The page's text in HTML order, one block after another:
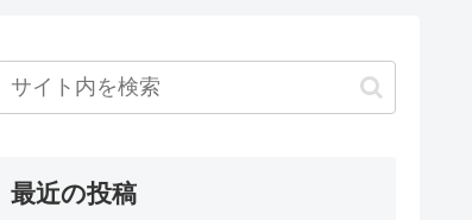
最近の投稿